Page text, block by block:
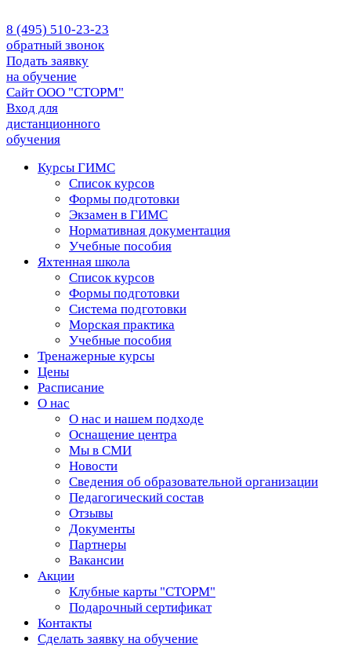
8 (495) 510-23-23
обратный звонок
Подать заявку
на обучение
Сайт ООО "СТОРМ"
Вход для
дистанционного
обучения
Курсы ГИМС
Список курсов
Формы подготовки
Экзамен в ГИМС
Нормативная документация
Учебные пособия
Яхтенная школа
Список курсов
Формы подготовки
Cистема подготовки
Морская практика
Учебные пособия
Тренажерные курсы
Цены
Расписание
О нас
О нас и нашем подходе
Оснащение центра
Мы в СМИ
Новости
Сведения об образовательной организации
Педагогический состав
Отзывы
Документы
Партнеры
Вакансии
Акции
Клубные карты "СТОРМ"
Подарочный сертификат
Контакты
Сделать заявку на обучение